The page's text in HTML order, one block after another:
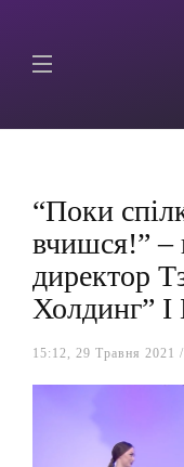
“Поки
вчишся!” –
директор
Холдинг” I
15:12, 29 Травня 2021 /